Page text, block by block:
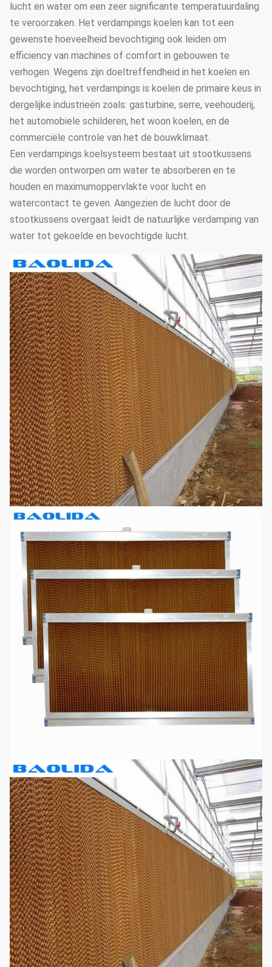
lucht en water om een zeer significante temperatuurdaling
te veroorzaken. Het verdampings koelen kan tot een
gewenste hoeveelheid bevochtiging ook leiden om
efficiency van machines of comfort in gebouwen te
verhogen. Wegens zijn doeltreffendheid in het koelen en
bevochtiging, het verdampings is koelen de primaire keus in
dergelijke industrieën zoals: gasturbine, serre, veehouderij,
het automobiele schilderen, het woon koelen, en de
commerciële controle van het de bouwklimaat.
Een verdampings koelsysteem bestaat uit stootkussens
die worden ontworpen om water te absorberen en te
houden en maximumoppervlakte voor lucht en
watercontact te geven. Aangezien de lucht door de
stootkussens overgaat leidt de natuurlijke verdamping van
water tot gekoelde en bevochtigde lucht.